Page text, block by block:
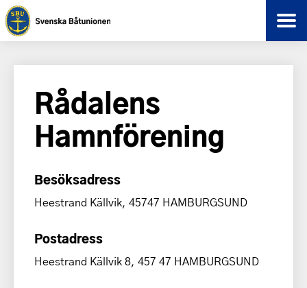
Rådalens
Hamnförening
Besöksadress
Heestrand Källvik, 45747 HAMBURGSUND
Postadress
Heestrand Källvik 8, 457 47 HAMBURGSUND